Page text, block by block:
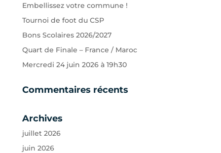
Embellissez votre commune !
Tournoi de foot du CSP
Bons Scolaires 2026/2027
Quart de Finale – France / Maroc
Mercredi 24 juin 2026 à 19h30
Commentaires récents
Archives
juillet 2026
juin 2026